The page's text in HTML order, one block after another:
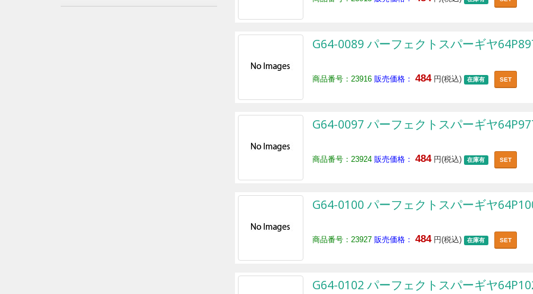
G64-0089 パーフェクトスパーギヤ
商品番号：23916 販売価格： 484円(税込) 在庫有 SET
G64-0097 パーフェクトスパーギヤ
商品番号：23924 販売価格： 484円(税込) 在庫有 SET
G64-0100 パーフェクトスパーギヤ
商品番号：23927 販売価格： 484円(税込) 在庫有 SET
G64-0102 パーフェクトスパーギヤ